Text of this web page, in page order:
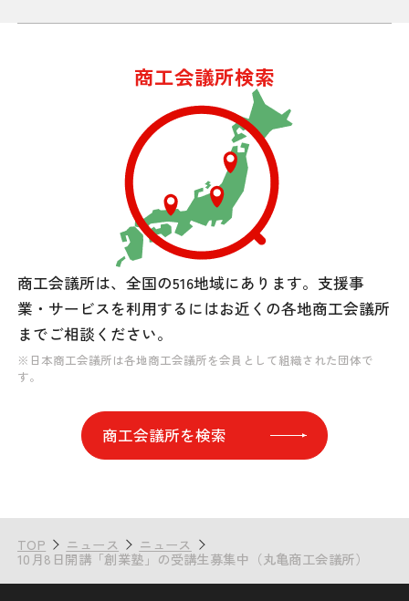
商工会議所検索
商工会議所は、全国の516地域にあります。 支援事
業・サービスを利用するにはお近くの各地商工会議所
までご相談ください。
※日本商工会議所は各地商工会議所を会員として組織された団体で
す。
商工会議所を検索
TOP ニュース ニュース
10月8日開講「創業塾」の受講生募集中（丸亀商工会議所）